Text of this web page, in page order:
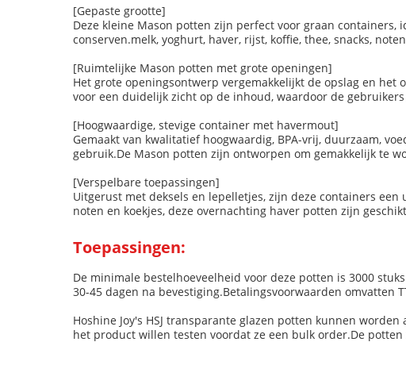
[Gepaste grootte]
Deze kleine Mason potten zijn perfect voor graan
conserven.melk, yoghurt, haver, rijst, koffie, thee, snacks,
[Ruimtelijke Mason potten met grote openingen]
Het grote openingsontwerp vergemakkelijkt de opslag en
voor een duidelijk zicht op de inhoud, waardoor de
[Hoogwaardige, stevige container met havermout]
Gemaakt van kwalitatief hoogwaardig, BPA-vrij, duurzaam,
gebruik.De Mason potten zijn ontworpen om gemakkelijk te
[Verspelbare toepassingen]
Uitgerust met deksels en lepelletjes, zijn deze containers
noten en koekjes, deze overnachting haver potten zijn
Toepassingen:
De minimale bestelhoeveelheid voor deze potten is 3000
30-45 dagen na bevestiging.Betalingsvoorwaarden omvatten
Hoshine Joy's HSJ transparante glazen potten kunnen
het product willen testen voordat ze een bulk order.De